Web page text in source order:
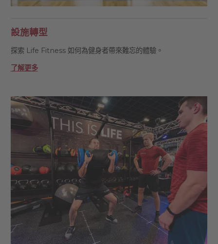
設施轉型
探索 Life Fitness 如何為健身者帶來難忘的體驗。
了解更多